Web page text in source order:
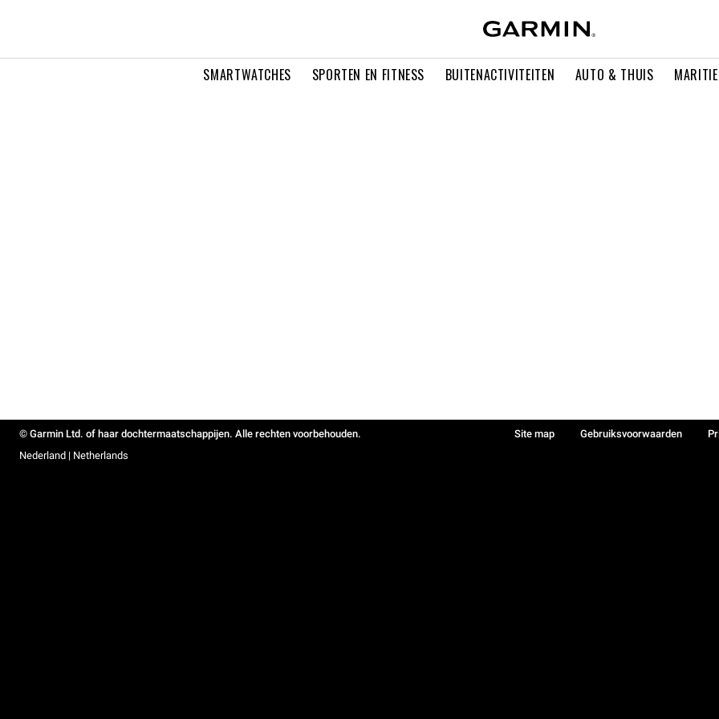
SMARTWATCHES SPORTEN EN FITNESS BUITENACTIVITEITEN AUTO & THUIS
© Garmin Ltd. of haar dochtermaatschappijen. Alle rechten voorbehouden. Site map Gebruiksvoorwaarden
Nederland | Netherlands